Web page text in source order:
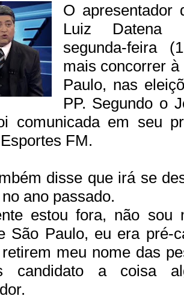
O apresentador
Luiz Datena
segunda-feira
mais concorrer
Paulo, nas
PP. Segundo o
comunicada em seu
FM.
disse que irá se
ano passado.
estou fora, não sou
São Paulo, eu era pré-
meu nome das
candidato a coisa